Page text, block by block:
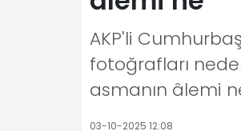
AKP'li
fotoğrafları
asmanın âlemi
03-10-2025 12:08